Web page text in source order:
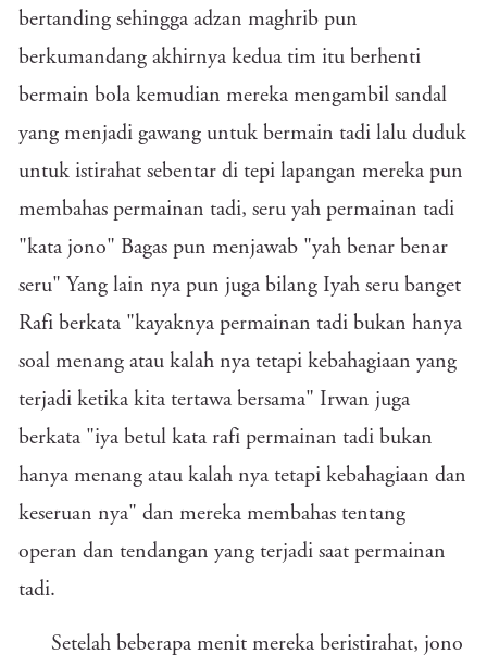
bertanding sehingga adzan maghrib pun
berkumandang akhirnya kedua tim itu berhenti
bermain bola kemudian mereka mengambil sandal
yang menjadi gawang untuk bermain tadi lalu duduk
untuk istirahat sebentar di tepi lapangan mereka pun
membahas permainan tadi, seru yah permainan tadi
"kata jono" Bagas pun menjawab "yah benar benar
seru" Yang lain nya pun juga bilang Iyah seru banget
Rafi berkata "kayaknya permainan tadi bukan hanya
soal menang atau kalah nya tetapi kebahagiaan yang
terjadi ketika kita tertawa bersama" Irwan juga
berkata "iya betul kata rafi permainan tadi bukan
hanya menang atau kalah nya tetapi kebahagiaan dan
keseruan nya" dan mereka membahas tentang
operan dan tendangan yang terjadi saat permainan
tadi.
Setelah beberapa menit mereka beristirahat, jono